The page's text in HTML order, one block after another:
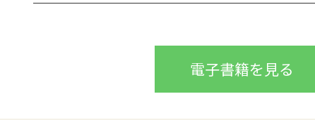
電子書籍を見る